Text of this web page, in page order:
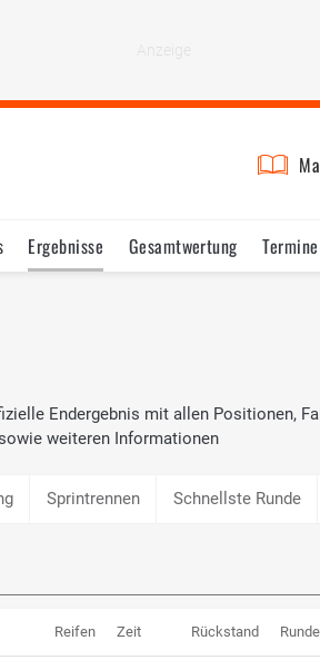
Ergebnisse Gesamtwertung Termine
Endergebnis mit allen Positionen,
weiteren Informationen
Sprintrennen Schnellste Runde
Reifen Zeit Rückstand